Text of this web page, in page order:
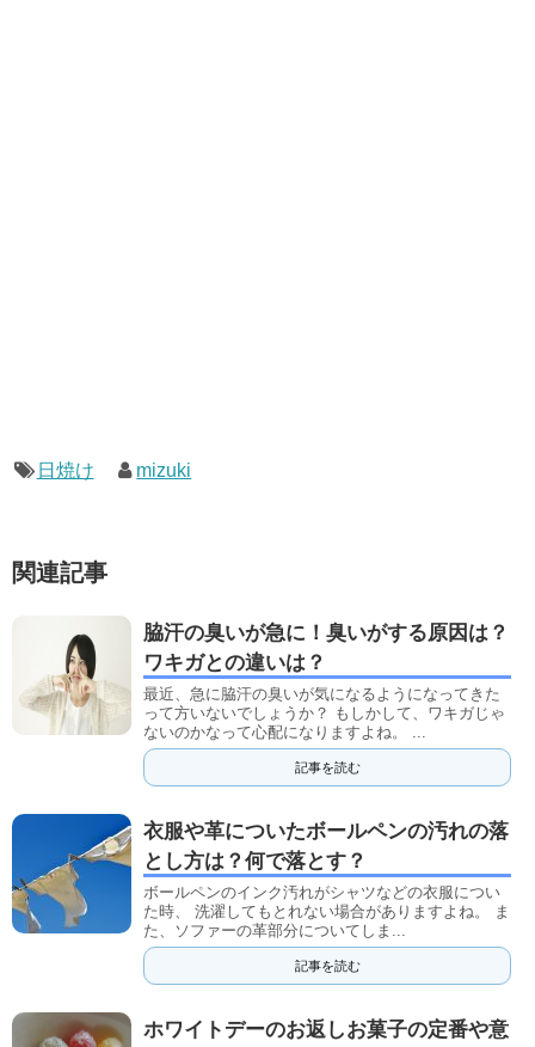
日焼け mizuki
関連記事
脇汗の臭いが急に！臭いがする原因は？
ワキガとの違いは？
最近、急に脇汗の臭いが気になるようになってきた
って方いないでしょうか？ もしかして、ワキガじゃ
ないのかなって心配になりますよね。 ...
記事を読む
衣服や革についたボールペンの汚れの落
とし方は？何で落とす？
ボールペンのインク汚れがシャツなどの衣服につい
た時、 洗濯してもとれない場合がありますよね。 ま
た、ソファーの革部分についてしま...
記事を読む
ホワイトデーのお返しお菓子の定番や意